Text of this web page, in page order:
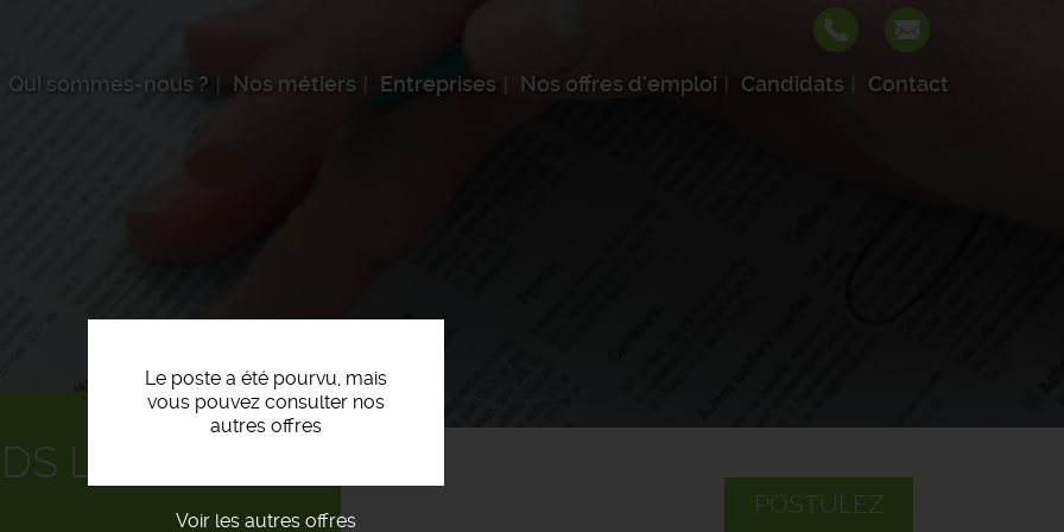
Qui sommes-nous ? Nos métiers Entreprises Nos offres d'emploi Candidats Contact
Le poste a été pourvu, mais
vous pouvez consulter nos
autres offres
Voir les autres offres
POSTULEZ
LOURD F/H